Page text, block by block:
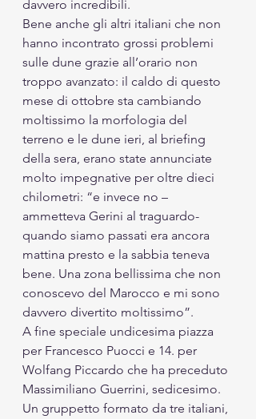
davvero incredibili.
Bene anche gli altri italiani che non
hanno incontrato grossi problemi
sulle dune grazie all’orario non
troppo avanzato: il caldo di questo
mese di ottobre sta cambiando
moltissimo la morfologia del
terreno e le dune ieri, al briefing
della sera, erano state annunciate
molto impegnative per oltre dieci
chilometri: “e invece no –
ammetteva Gerini al traguardo-
quando siamo passati era ancora
mattina presto e la sabbia teneva
bene. Una zona bellissima che non
conoscevo del Marocco e mi sono
davvero divertito moltissimo”.
A fine speciale undicesima piazza
per Francesco Puocci e 14. per
Wolfang Piccardo che ha preceduto
Massimiliano Guerrini, sedicesimo.
Un gruppetto formato da tre italiani,